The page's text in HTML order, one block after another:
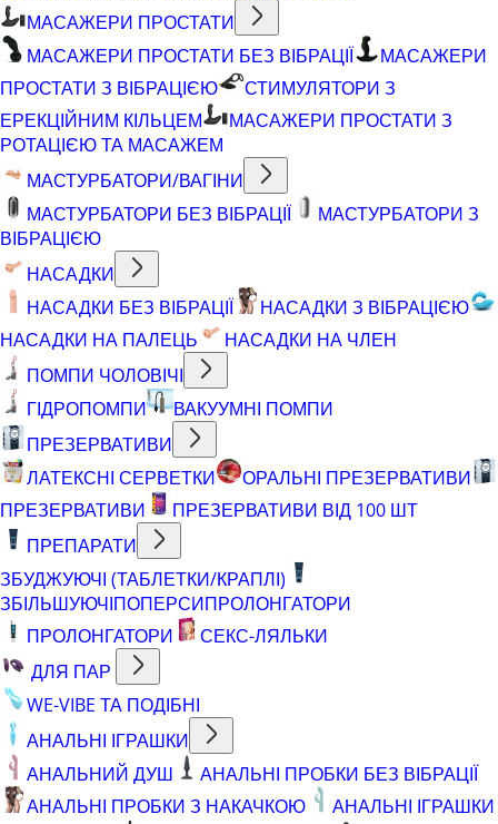
МАСАЖЕРИ ПРОСТАТИ
МАСАЖЕРИ ПРОСТАТИ БЕЗ ВІБРАЦІЇ
МАСАЖЕРИ
ПРОСТАТИ З ВІБРАЦІЄЮ
СТИМУЛЯТОРИ З
ЕРЕКЦІЙНИМ КІЛЬЦЕМ
МАСАЖЕРИ ПРОСТАТИ З
РОТАЦІЄЮ ТА МАСАЖЕМ
МАСТУРБАТОРИ/ВАГІНИ
МАСТУРБАТОРИ БЕЗ ВІБРАЦІЇ
МАСТУРБАТОРИ З
ВІБРАЦІЄЮ
НАСАДКИ
НАСАДКИ БЕЗ ВІБРАЦІЇ
НАСАДКИ З ВІБРАЦІЄЮ
НАСАДКИ НА ПАЛЕЦЬ
НАСАДКИ НА ЧЛЕН
ПОМПИ ЧОЛОВІЧІ
ГІДРОПОМПИ
ВАКУУМНІ ПОМПИ
ПРЕЗЕРВАТИВИ
ЛАТЕКСНІ СЕРВЕТКИ
ОРАЛЬНІ ПРЕЗЕРВАТИВИ
ПРЕЗЕРВАТИВИ
ПРЕЗЕРВАТИВИ ВІД 100 ШТ
ПРЕПАРАТИ
ЗБУДЖУЮЧІ (ТАБЛЕТКИ/КРАПЛІ)
ЗБІЛЬШУЮЧІПОПЕРСИПРОЛОНГАТОРИ
ПРОЛОНГАТОРИ
СЕКС-ЛЯЛЬКИ
ДЛЯ ПАР
WE-VIBE ТА ПОДІБНІ
АНАЛЬНІ ІГРАШКИ
АНАЛЬНИЙ ДУШ
АНАЛЬНІ ПРОБКИ БЕЗ ВІБРАЦІЇ
АНАЛЬНІ ПРОБКИ З НАКАЧКОЮ
АНАЛЬНІ ІГРАШКИ